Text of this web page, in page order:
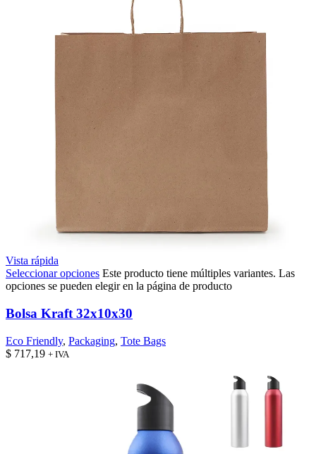
Vista rápida
Seleccionar opciones Este producto tiene múltiples variantes. Las
opciones se pueden elegir en la página de producto
Bolsa Kraft 32x10x30
Eco Friendly, Packaging, Tote Bags
$ 717,19 + IVA